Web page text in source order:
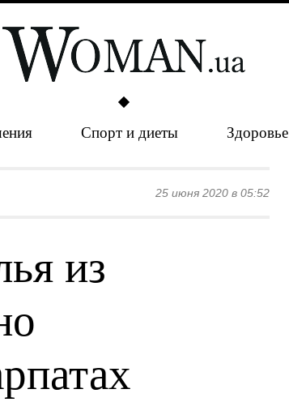
Спорт и диеты Здоровье
25 июня 2020 в 05:52
из